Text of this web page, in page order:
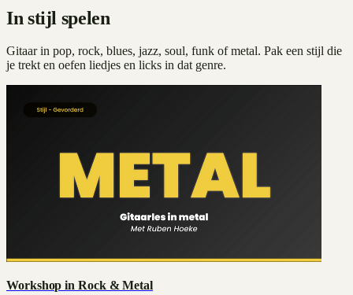
In stijl spelen
Gitaar in pop, rock, blues, jazz, soul, funk of metal. Pak een stijl die
je trekt en oefen liedjes en licks in dat genre.
Workshop in Rock & Metal